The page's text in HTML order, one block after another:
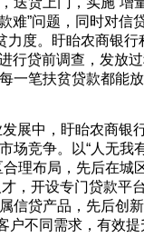
难”问题，同时对信
度。盱眙农商银行
行贷前调查，发放
一笔扶贫贷款都能
展中，盱眙农商银
竞争。以“人无我
理布局，先后在城
才，开设专门贷款
贷产品，先后创新
户不同需求，有效提